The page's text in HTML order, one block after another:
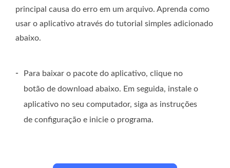
principal causa do erro em um arquivo. Aprenda como
usar o aplicativo através do tutorial simples adicionado
abaixo.
-
Para baixar o pacote do aplicativo, clique no
botão de download abaixo. Em seguida, instale o
aplicativo no seu computador, siga as instruções
de configuração e inicie o programa.